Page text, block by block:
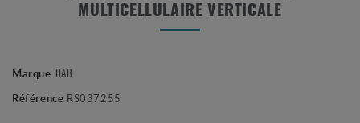
MULTICELLULAIRE VERTICALE
Marque DAB
Référence RS037255